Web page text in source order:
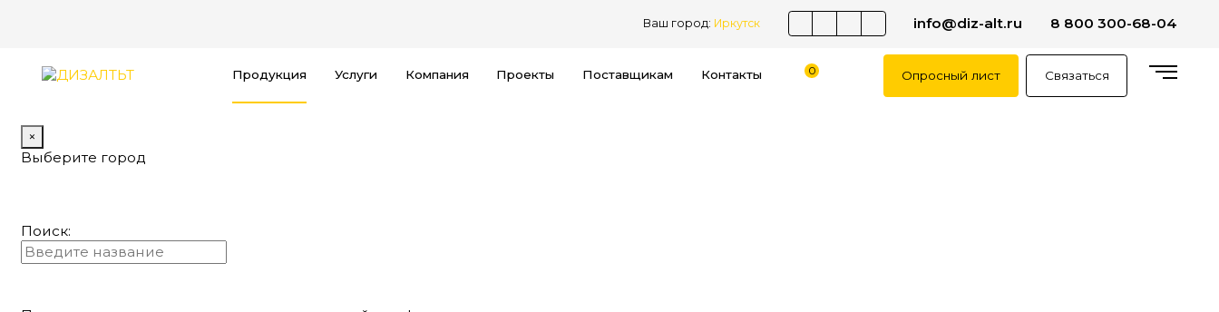
Ваш город: Иркутск info@diz-alt.ru 8 800 300-68-04
Продукция Услуги Компания Проекты Поставщикам Контакты 0 Опросный лист Связаться
×
Выберите город
Поиск: